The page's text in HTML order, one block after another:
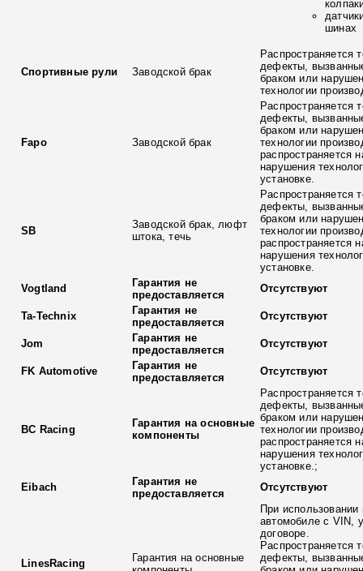
шинах
Спортивные рули Заводской брак
Распространяется
дефекты,
браком или
технологии
Fapo Заводской брак
Распространяется
дефекты,
браком или
технологии
распространяется
нарушения
установке.
SB
Заводской брак, люфт
штока, течь
Распространяется
дефекты,
браком или
технологии
распространяется
нарушения
установке.
Vogtland
Гарантия не
предоставляется
Отсутствуют
Ta-Technix
Гарантия не
предоставляется
Отсутствуют
Jom
Гарантия не
предоставляется
Отсутствуют
FK Automotive
Гарантия не
предоставляется
Отсутствуют
BC Racing
Гарантия на основные
компоненты
Распространяется
дефекты,
браком или
технологии
распространяется
нарушения
установке.;
Eibach
Гарантия не
предоставляется
Отсутствуют
LinesRacing
Гарантия на основные
При использовании
автомобиле с VIN,
договоре.
Распространяется
дефекты,